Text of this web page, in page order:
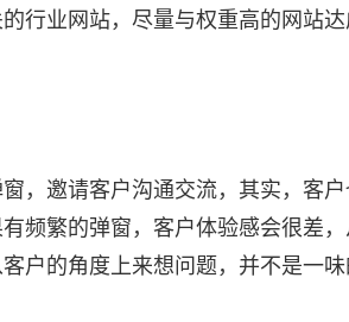
行业网站，尽量与权重高的网站
，邀请客户沟通交流，其实，客
频繁的弹窗，客户体验感会很差
户的角度上来想问题，并不是一